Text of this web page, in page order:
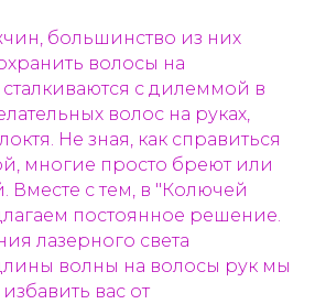
большинство из них
волосы на
с дилеммой в
волос на руках,
Не зная, как справиться
многие просто бреют или
Вместе с тем, в "Колючей
постоянное решение.
лазерного света
волны на волосы рук мы
вас от